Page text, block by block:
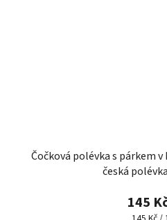
Čočková polévka s párkem
česká
145
Měrná